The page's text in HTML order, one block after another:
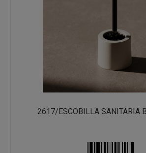
2617/ESCOBILLA SANITARIA